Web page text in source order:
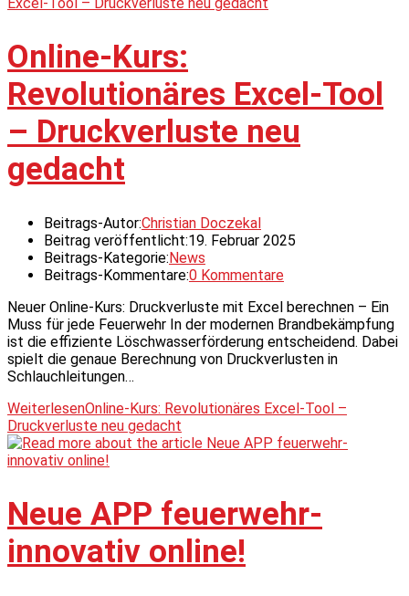
Online-Kurs:
Revolutionäres Excel-Tool
– Druckverluste neu
gedacht
Beitrags-Autor:Christian Doczekal
Beitrag veröffentlicht:19. Februar 2025
Beitrags-Kategorie: News
Beitrags-Kommentare:0 Kommentare
Neuer Online-Kurs: Druckverluste mit Excel berechnen – Ein
Muss für jede Feuerwehr In der modernen Brandbekämpfung
ist die effiziente Löschwasserförderung entscheidend. Dabei
spielt die genaue Berechnung von Druckverlusten in
Schlauchleitungen…
WeiterlesenOnline-Kurs: Revolutionäres Excel-Tool –
Druckverluste neu gedacht
Neue APP feuerwehr-
innovativ online!